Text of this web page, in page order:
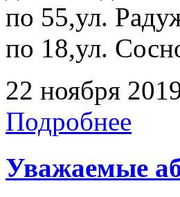
по 55,ул.
по 18,ул.
22 ноября
Подробнее
Уважаемые